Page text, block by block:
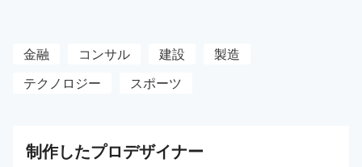
金融 コンサル 建設
製造
テクノロジー
スポーツ
制作したプロデザイナー